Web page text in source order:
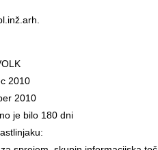
2010
2010
je bilo 180 dni